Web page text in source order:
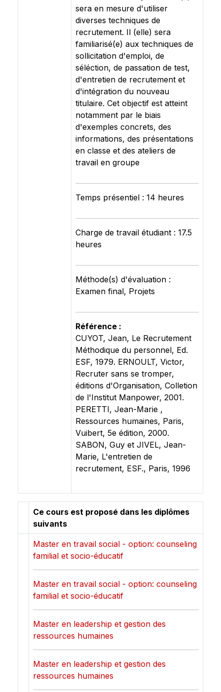
sera en mesure d'utiliser
diverses techniques de
recrutement. Il (elle) sera
familiarisé(e) aux techniques de
sollicitation d'emploi, de
séléction, de passation de test,
d'entretien de recrutement et
d'intégration du nouveau
titulaire. Cet objectif est atteint
notamment par le biais
d'exemples concrets, des
informations, des présentations
en classe et des ateliers de
travail en groupe
Temps présentiel : 14 heures
Charge de travail étudiant : 17.5
heures
Méthode(s) d'évaluation :
Examen final, Projets
Référence :
CUYOT, Jean, Le Recrutement
Méthodique du personnel, Ed.
ESF, 1979. ERNOULT, Victor,
Recruter sans se tromper,
éditions d'Organisation, Colletion
de l'Institut Manpower, 2001.
PERETTI, Jean-Marie ,
Ressources humaines, Paris,
Vuibert, 5e édition, 2000.
SABON, Guy et JIVEL, Jean-
Marie, L'entretien de
recrutement, ESF., Paris, 1996
Ce cours est proposé dans les diplômes
suivants
Master en travail social - option: counseling
familial et socio-éducatif
Master en travail social - option: counseling
familial et socio-éducatif
Master en leadership et gestion des
ressources humaines
Master en leadership et gestion des
ressources humaines